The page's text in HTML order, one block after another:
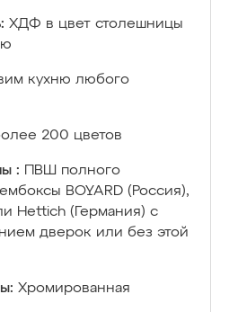
ХДФ в цвет столешницы
кухню любого
200 цветов
:
ПВШ полного
BOYARD (Россия),
Hettich (Германия) с
дверок или без этой
Хромированная